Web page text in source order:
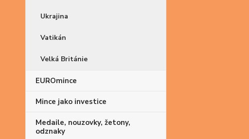
Ukrajina
Vatikán
Velká Británie
EUROmince
Mince jako investice
Medaile, nouzovky, žetony,
odznaky